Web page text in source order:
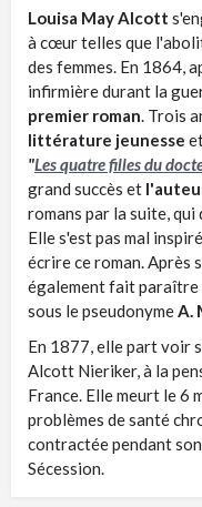
Louisa May Alcott
à cœur telles que
des femmes. En 1864,
infirmière durant la
premier roman . Trois
littérature jeunesse
"Les quatre filles du
grand succès et
romans par la suite,
Elle s'est pas mal
écrire ce roman. Après
également fait paraître
sous le pseudonyme A.
En 1877, elle part voir
Alcott Nieriker, à la
France. Elle meurt le 6
problèmes de santé
contractée pendant
Sécession.